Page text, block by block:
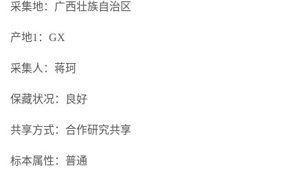
采集地：广西壮族自治区
产地1：GX
采集人：蒋珂
保藏状况：良好
共享方式：合作研究共享
标本属性：普通